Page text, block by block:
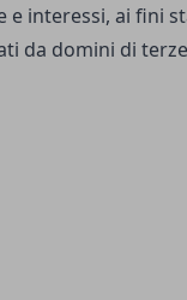
e interessi, ai fini
da domini di